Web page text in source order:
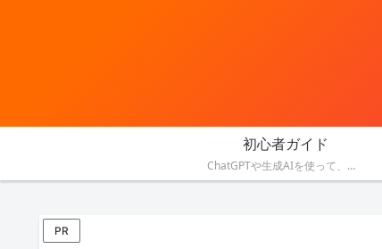
初心者ガイド
ChatGPTや生成AIを使って、資料作成・メール・会議・業務改善を効率化する方法を紹介します。
PR